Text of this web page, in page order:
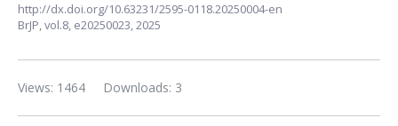
http://dx.doi.org/10.63231/2595-0118.20250004-en
BrJP,vol.8, e20250023, 2025
Downloads: 3
Views: 1464